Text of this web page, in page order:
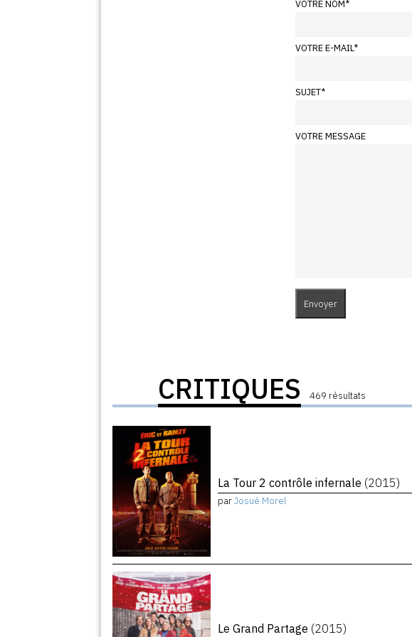
VOTRE NOM*
VOTRE E-MAIL*
SUJET*
VOTRE MESSAGE
CRITIQUES 469 résultats
La Tour 2 contrôle infernale (2015)
parJosué Morel
Le Grand Partage (2015)